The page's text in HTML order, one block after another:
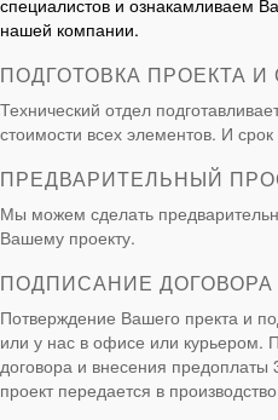
специалистов и ознакамливаем
нашей компании.
ПОДГОТОВКА ПРОЕКТА
Технический отдел
стоимости всех элементов. И срок
ПРЕДВАРИТЕЛЬНЫЙ
Мы можем сделать
Вашему проекту.
ПОДПИСАНИЕ
Потверждение Вашего пректа и
или у нас в офисе или курьером.
договора и внесения предоплаты
проект передается в